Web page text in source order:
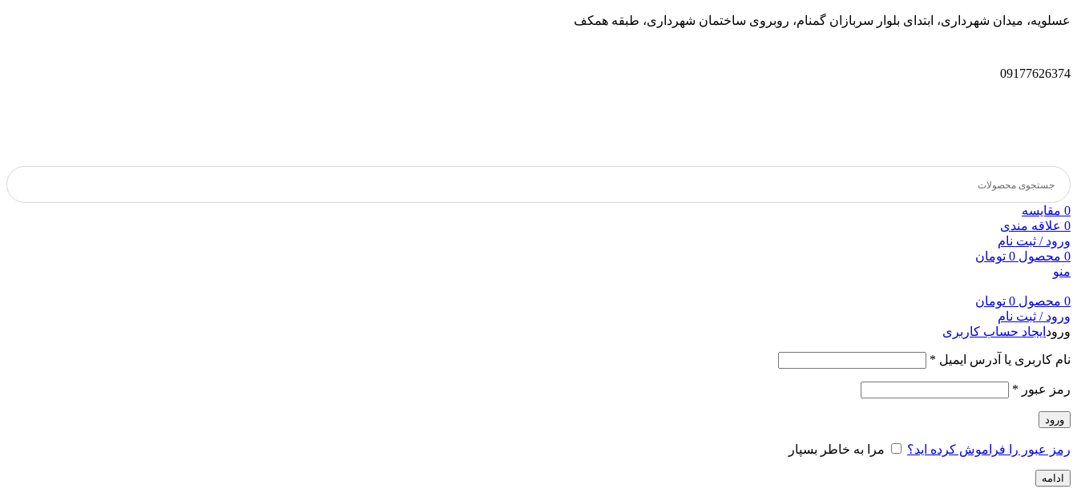
عسلویه، میدان شهرداری، ابتدای بلوار سربازان گمنام، روبروی ساختمان شهرداری، طبقه همکف
09177626374
0 مقایسه
0 علاقه مندی
ورود / ثبت نام
0 محصول 0 تومان
منو
0 محصول 0 تومان
ورود / ثبت نام
ورود ایجاد حساب کاربری
نام کاربری یا آدرس ایمیل *
رمز عبور *
ورود
رمز عبور را فراموش کرده اید؟ مرا به خاطر بسپار
ادامه